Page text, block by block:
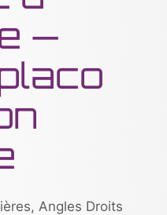
—
Angles Droits